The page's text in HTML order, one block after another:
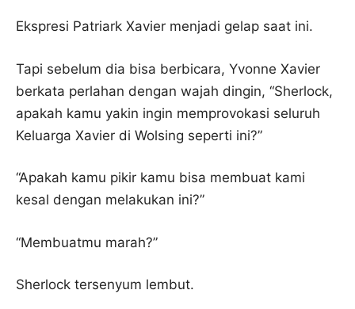
Ekspresi Patriark Xavier menjadi gelap saat ini.
Tapi sebelum dia bisa berbicara, Yvonne Xavier
berkata perlahan dengan wajah dingin, “Sherlock,
apakah kamu yakin ingin memprovokasi seluruh
Keluarga Xavier di Wolsing seperti ini?”
“Apakah kamu pikir kamu bisa membuat kami
kesal dengan melakukan ini?”
“Membuatmu marah?”
Sherlock tersenyum lembut.